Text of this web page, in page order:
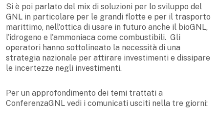
Si è poi parlato del mix di soluzioni per lo sviluppo del
GNL in particolare per le grandi flotte e per il trasporto
marittimo, nell'ottica di usare in futuro anche il bioGNL,
l'idrogeno e l'ammoniaca come combustibili. Gli
operatori hanno sottolineato la necessità di una
strategia nazionale per attirare investimenti e dissipare
le incertezze negli investimenti.
Per un approfondimento dei temi trattati a
ConferenzaGNL vedi i comunicati usciti nella tre giorni: